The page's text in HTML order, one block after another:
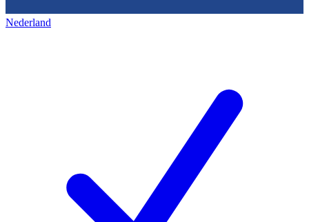
Nederland